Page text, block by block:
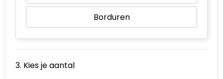
Borduren
3. Kies je aantal